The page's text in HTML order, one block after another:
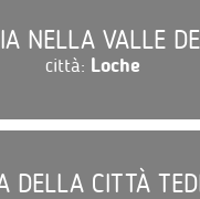
NELLA VALLE
città: Loche
DELLA CITTÀ